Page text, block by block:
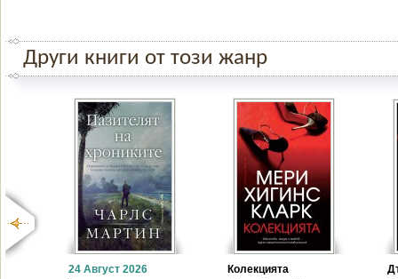
Други книги от този жанр
24 Август 2026
Колекцията